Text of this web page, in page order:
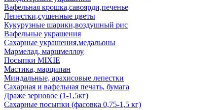
Вафельная крошка,савоярди,печенье
Лепестки,сушенные цветы
Кукурузные шарики,воздушный рис
Вафельные украшения
Сахарные украшения,медальоны
Мармелад, маршмеллоу
Посыпки MIXIE
Мастика, марципан
Миндальные, арахисовые лепестки
Сахарная и вафельная печать, бумага
Драже зерновое (1-1,5кг)
Сахарные посыпки (фасовка 0,75-1,5 кг)